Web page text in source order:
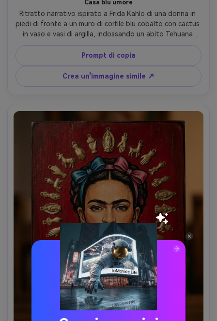
Casa blu umore
Ritratto narrativo ispirato a Frida Kahlo di una donna in
piedi di fronte a un muro di cortile blu cobalto con cactus
in vaso e vasi di argilla, indossando un abito Tehuana
turchese e orecchini di corallo, piante tropicali che
incorniciano la scena, campi di colore piatti ma vivaci,
contorni audaci, sensazione autobiografica intima, trama
dipinta a mano, altamente dettagliato, obiettivo da 85
mm, profondità di campo bassa, morbida illuminazione
Prompt di copia
Crea un'immagine simile ↗